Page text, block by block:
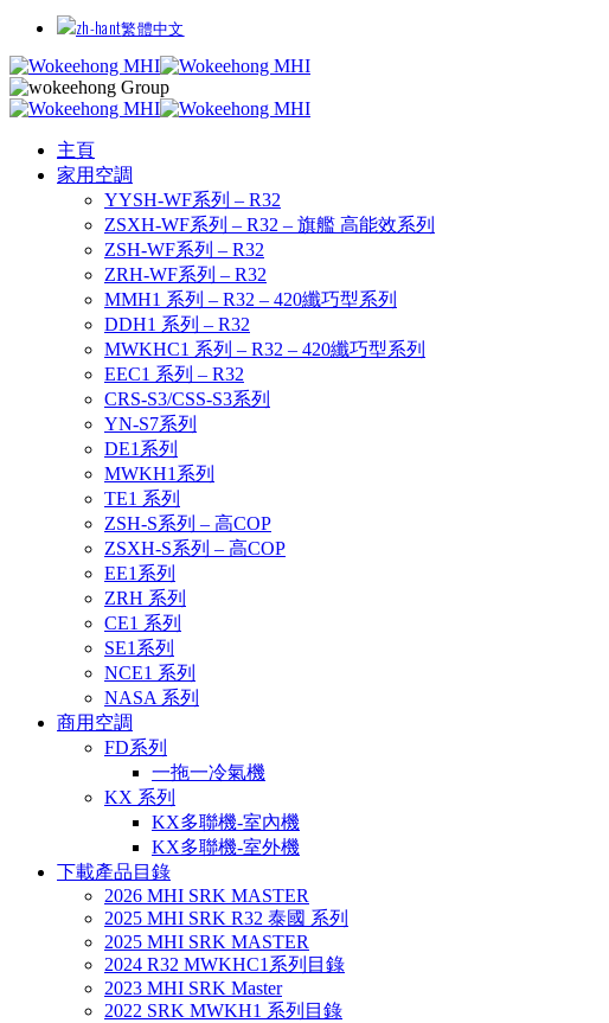
繁體中文
主頁
家用空調
YYSH-WF系列 – R32
ZSXH-WF系列 – R32 – 旗艦 高能效系列
ZSH-WF系列 – R32
ZRH-WF系列 – R32
MMH1 系列 – R32 – 420纖巧型系列
DDH1 系列 – R32
MWKHC1 系列 – R32 – 420纖巧型系列
EEC1 系列 – R32
CRS-S3/CSS-S3系列
YN-S7系列
DE1系列
MWKH1系列
TE1 系列
ZSH-S系列 – 高COP
ZSXH-S系列 – 高COP
EE1系列
ZRH 系列
CE1 系列
SE1系列
NCE1 系列
NASA 系列
商用空調
FD系列
一拖一冷氣機
KX 系列
KX多聯機-室內機
KX多聯機-室外機
下載產品目錄
2026 MHI SRK MASTER
2025 MHI SRK R32 泰國 系列
2025 MHI SRK MASTER
2024 R32 MWKHC1系列目錄
2023 MHI SRK Master
2022 SRK MWKH1 系列目錄